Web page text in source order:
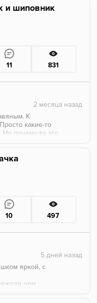
пока забивал
табака.
и шиповник
11 831
К
какие-то
Но почему-то это
10 497
яркой, с
чем